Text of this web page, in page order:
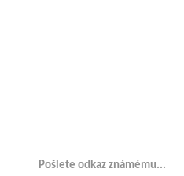
Pošlete odkaz známému...